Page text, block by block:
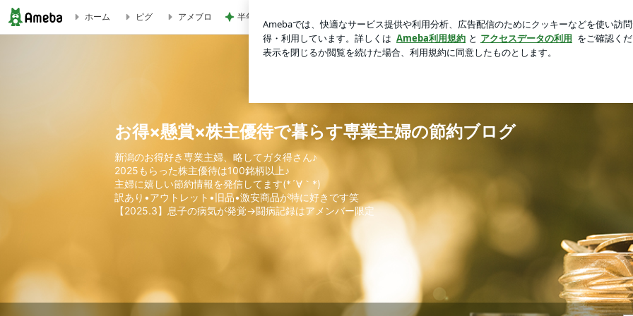
【保存版】お得アプリ＆サイトまとめ | お得×懸賞×株主優待で暮らす専業主婦の節約ブログ
ホーム ピグ アメブロ 半年ぶりに長男と2人きりの時間 ロ
お得×懸賞×株主優待で暮らす専業主婦の節約ブログ
新潟のお得好き専業主婦、略してガタ得さん♪
2025もらった株主優待は100銘柄以上♪
主婦に嬉しい節約情報を発信してます(*´∀｀*)
訳あり•アウトレット•旧品•激安商品が特に好きです笑
【2025.3】息子の病気が発覚→闘病記録はアメンバー限定